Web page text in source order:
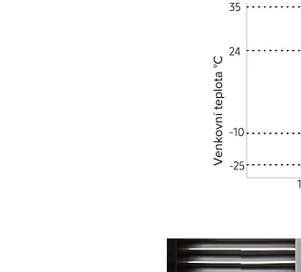
Venkovní teplota °C